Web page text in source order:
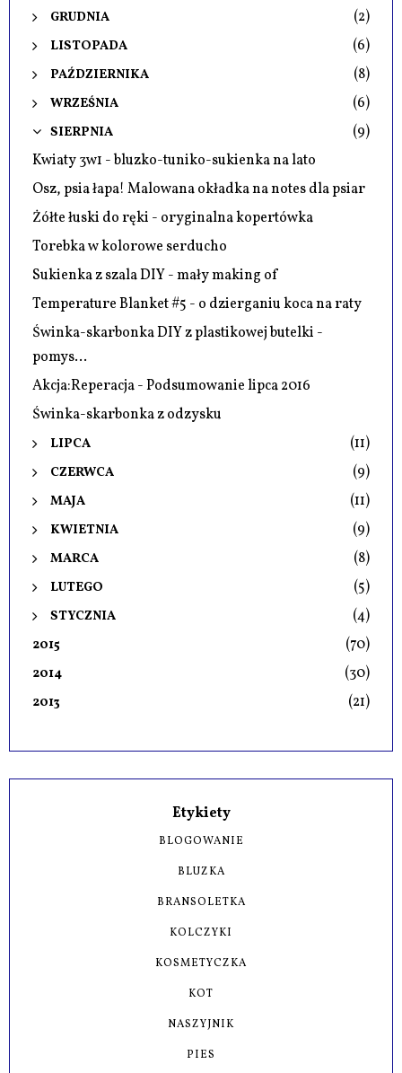
GRUDNIA (2)
LISTOPADA (6)
PAŹDZIERNIKA (8)
WRZEŚNIA (6)
SIERPNIA
(9)
Kwiaty 3w1 - bluzko-tuniko-sukienka na lato
Osz, psia łapa! Malowana okładka na notes dla psiar
Żółte łuski do ręki - oryginalna kopertówka
Torebka w kolorowe serducho
Sukienka z szala DIY - mały making of
Temperature Blanket #5 - o dzierganiu koca na raty
Świnka-skarbonka DIY z plastikowej butelki -
pomys...
Akcja:Reperacja - Podsumowanie lipca 2016
Świnka-skarbonka z odzysku
LIPCA (11)
CZERWCA (9)
MAJA (11)
KWIETNIA (9)
MARCA (8)
LUTEGO (5)
STYCZNIA (4)
2015 (70)
2014 (30)
2013 (21)
Etykiety
BLOGOWANIE
BLUZKA
BRANSOLETKA
KOLCZYKI
KOSMETYCZKA
KOT
NASZYJNIK
PIES